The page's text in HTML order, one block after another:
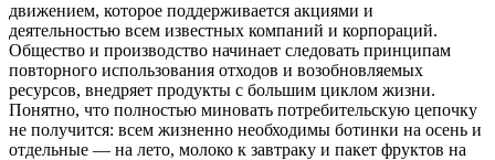
движением, которое поддерживается акциями и
деятельностью всем известных компаний и корпораций.
Общество и производство начинает следовать принципам
повторного использования отходов и возобновляемых
ресурсов, внедряет продукты с большим циклом жизни.
Понятно, что полностью миновать потребительскую цепочку
не получится: всем жизненно необходимы ботинки на осень и
отдельные — на лето, молоко к завтраку и пакет фруктов на